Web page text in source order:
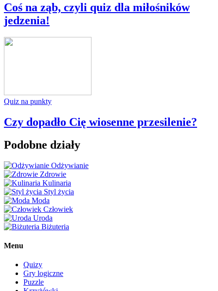
Coś na ząb, czyli quiz dla miłośników
jedzenia!
Quiz na punkty
Czy dopadło Cię wiosenne przesilenie?
Podobne działy
Odżywianie
Zdrowie
Kulinaria
Styl życia
Moda
Człowiek
Uroda
Biżuteria
Menu
Quizy
Gry logiczne
Puzzle